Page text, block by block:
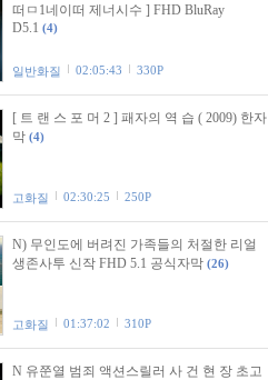
떠ㅁ1네이떠 제너시수 ] FHD BluRay
D5.1 (4)
일반화질 02:05:43 330P
[ 트 랜 스 포 머 2 ] 패자의 역 습 ( 2009) 한자
막 (4)
고화질 02:30:25 250P
N) 무인도에 버려진 가족들의 처절한 리얼
생존사투 신작 FHD 5.1 공식자막 (26)
고화질 01:37:02 310P
N 유쭌열 범죄 액션스릴러 사 건 현 장 초고